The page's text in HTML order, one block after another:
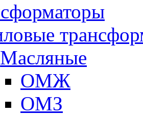
Масляные
ОМЖ
ОМЗ